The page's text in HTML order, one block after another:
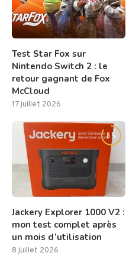
Test Star Fox sur
Nintendo Switch 2 : le
retour gagnant de Fox
McCloud
17 juillet 2026
8.5
Jackery Explorer 1000 V2 :
mon test complet après
un mois d’utilisation
8 juillet 2026